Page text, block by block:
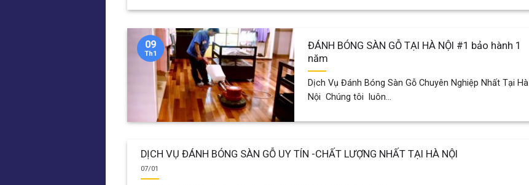
ĐÁNH BÓNG SÀN GỖ TẠI HÀ NỘI #1 bảo hành 1
năm
Dịch Vụ Đánh Bóng Sàn Gỗ Chuyên Nghiệp Nhất Tại Hà
Nội Chúng tôi luôn...
09
Th1
DỊCH VỤ ĐÁNH BÓNG SÀN GỖ UY TÍN -CHẤT LƯỢNG NHẤT TẠI HÀ NỘI
07/01